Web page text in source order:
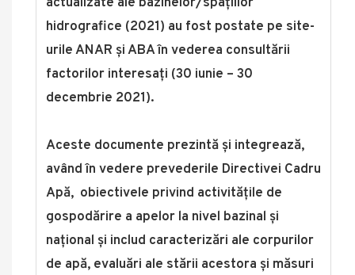
hidrografice (2021) au fost postate pe site-
urile ANAR și ABA în vederea consultării
factorilor interesați (30 iunie – 30
decembrie 2021).
Aceste documente prezintă și integrează,
având în vedere prevederile Directivei Cadru
Apă, obiectivele privind activitățile de
gospodărire a apelor la nivel bazinal și
național și includ caracterizări ale corpurilor
de apă, evaluări ale stării acestora și măsuri